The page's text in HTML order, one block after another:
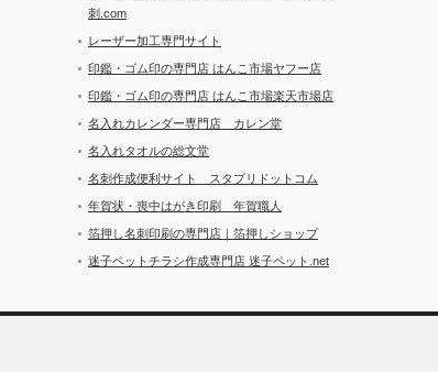
刺.com
レーザー加工専門サイト
印鑑・ゴム印の専門店 はんこ市場ヤフー店
印鑑・ゴム印の専門店 はんこ市場楽天市場店
名入れカレンダー専門店 カレン堂
名入れタオルの総文堂
名刺作成便利サイト スタプリドットコム
年賀状・喪中はがき印刷 年賀職人
箔押し名刺印刷の専門店｜箔押しショップ
迷子ペットチラシ作成専門店 迷子ペット.net